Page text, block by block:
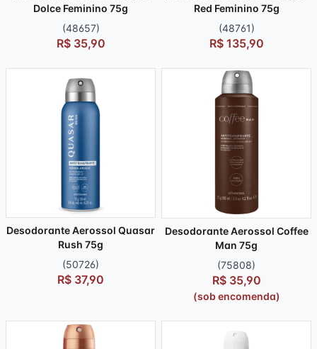
Dolce Feminino 75g
(48657)
R$ 35,90
Red Feminino 75g
(48761)
R$ 135,90
Desodorante Aerossol Quasar
Rush 75g
(50726)
R$ 37,90
Desodorante Aerossol Coffee
Man 75g
(75808)
R$ 35,90
(sob encomenda)